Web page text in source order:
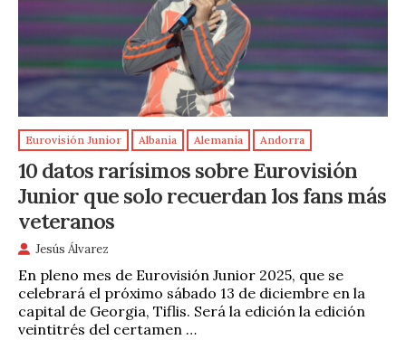
Eurovisión Junior Albania Alemania Andorra
10 datos rarísimos sobre Eurovisión
Junior que solo recuerdan los fans más
veteranos
Jesús Álvarez
En pleno mes de Eurovisión Junior 2025, que se
celebrará el próximo sábado 13 de diciembre en la
capital de Georgia, Tiflis. Será la edición la edición
veintitrés del certamen …